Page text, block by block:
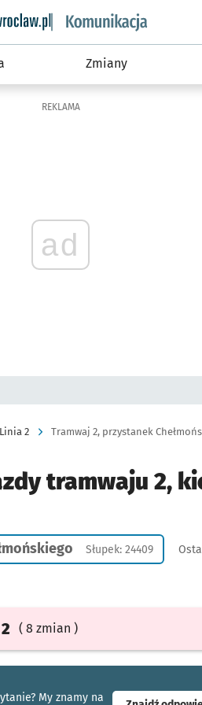
informacyjny wroclaw.pl
Zmiany
REKLAMA
ad
Linia 2 Tramwaj 2, przystanek
tramwaju 2,
Słupek: 24409
( 8 zmian )
My znamy na